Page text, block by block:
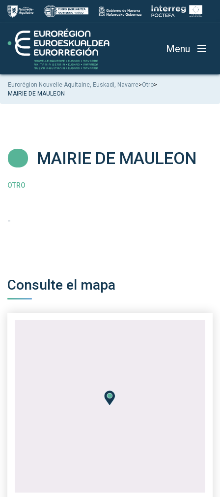
Menu
Eurorégion Nouvelle-Aquitaine, Euskadi, Navarre>Otro>
MAIRIE DE MAULEON
MAIRIE DE MAULEON
OTRO
-
Consulte el mapa